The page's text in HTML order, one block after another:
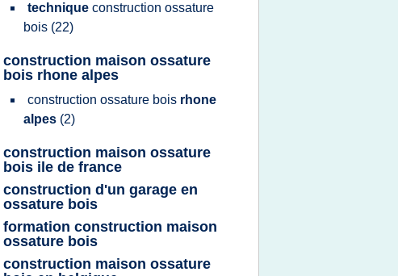
technique construction ossature
bois (22)
construction maison ossature
bois rhone alpes
construction ossature bois rhone
alpes (2)
construction maison ossature
bois ile de france
construction d'un garage en
ossature bois
formation construction maison
ossature bois
construction maison ossature